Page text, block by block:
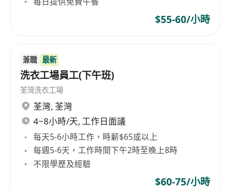
•文檔管理與交接​
​4.編製電氣系統圖紙及操作手冊​
•向運營團隊進行系統操作培訓​
5.響應維修需求與上門檢修​
6.電器設備故障診斷與修復​
7.電氣設施檢查與維護​
任職要求​
1.硬性資質要求（必須具備）​
•香港電業工程人員註冊證明書（A牌）有效且齊全​
$55-60/小時
兼職 最新
洗衣工場員工(下午班)
荃灣洗衣工場
荃灣, 荃灣
4~8小時/天, 工作日面議
每天5-6小時工作，時薪$65或以上
每週5-6天，工作時間下午2時至晚上8時
不限學歷及經驗
$60-75/小時